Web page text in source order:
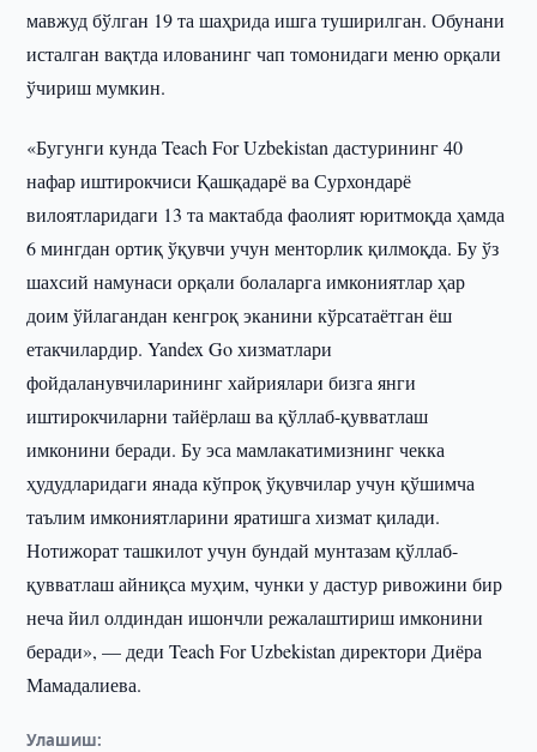
мавжуд бўлган 19 та шаҳрида ишга туширилган. Обунани
исталган вақтда илованинг чап томонидаги меню орқали
ўчириш мумкин.
«Бугунги кунда Teach For Uzbekistan дастурининг 40
нафар иштирокчиси Қашқадарё ва Сурхондарё
вилоятларидаги 13 та мактабда фаолият юритмоқда ҳамда
6 мингдан ортиқ ўқувчи учун менторлик қилмоқда. Бу ўз
шахсий намунаси орқали болаларга имкониятлар ҳар
доим ўйлагандан кенгроқ эканини кўрсатаётган ёш
етакчилардир. Yandex Go хизматлари
фойдаланувчиларининг хайриялари бизга янги
иштирокчиларни тайёрлаш ва қўллаб-қувватлаш
имконини беради. Бу эса мамлакатимизнинг чекка
ҳудудларидаги янада кўпроқ ўқувчилар учун қўшимча
таълим имкониятларини яратишга хизмат қилади.
Нотижорат ташкилот учун бундай мунтазам қўллаб-
қувватлаш айниқса муҳим, чунки у дастур ривожини бир
неча йил олдиндан ишончли режалаштириш имконини
беради», — деди Teach For Uzbekistan директори Диёра
Мамадалиева.
Улашиш: